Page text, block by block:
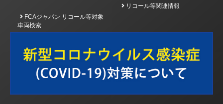
リコール等関連情報
FCAジャパン リコール等対象
車両検索